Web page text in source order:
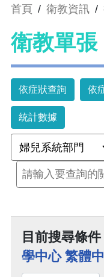
首頁 / 衛教資訊 /
衛教單張
依症狀查詢 依
統計數據
目前搜尋條件
學中心 繁體